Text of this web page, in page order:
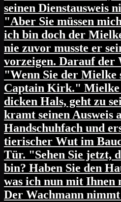
seinen Dienstausweis
"Aber Sie müssen
ich bin doch der
nie zuvor musste er
vorzeigen. Darauf der
"Wenn Sie der Mielke
Captain Kirk." Mielke
dicken Hals, geht zu
kramt seinen Ausweis
Handschuhfach und
tierischer Wut im
Tür. "Sehen Sie jetzt,
bin? Haben Sie den
was ich nun mit Ihnen
Der Wachmann